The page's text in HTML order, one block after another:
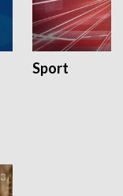
Sport